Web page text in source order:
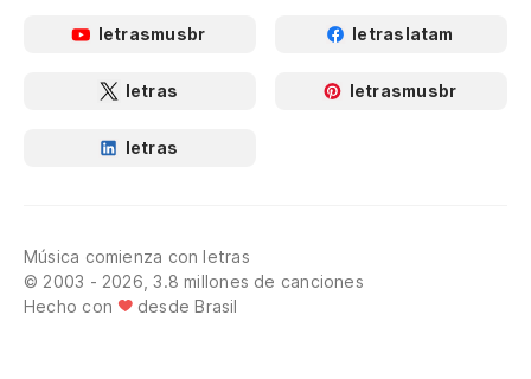
letrasmusbr letraslatam
letras letrasmusbr
letras
Música comienza con letras
© 2003 - 2026, 3.8 millones de canciones
Hecho con
desde Brasil